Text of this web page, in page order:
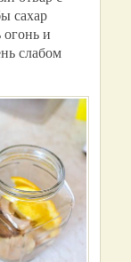
сахар
и
слабом